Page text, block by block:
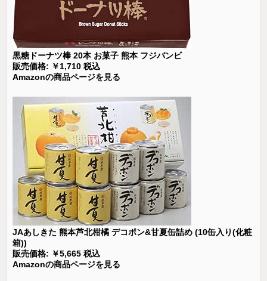
黒糖ドーナツ棒 20本 お菓子 熊本 フジバンビ
販売価格: ￥1,710 税込
Amazonの商品ページを見る
JAあしきた 熊本芦北柑橘 デコポン&甘夏缶詰め (10缶入り(化粧
箱))
販売価格: ￥5,665 税込
Amazonの商品ページを見る